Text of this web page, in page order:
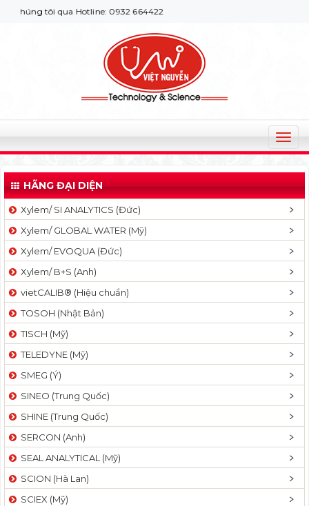
tôi qua Hotline: 0932 664422
T
o
g
l
v
a
t
n
HÃNG ĐẠI DIỆN
Xylem/ SI ANALYTICS (Đức)
Xylem/ GLOBAL WATER (Mỹ)
Xylem/ EVOQUA (Đức)
Xylem/ B+S (Anh)
vietCALIB® (Hiệu chuẩn)
TOSOH (Nhật Bản)
TISCH (Mỹ)
TELEDYNE (Mỹ)
SMEG (Ý)
SINEO (Trung Quốc)
SHINE (Trung Quốc)
SERCON (Anh)
SEAL ANALYTICAL (Mỹ)
SCION (Hà Lan)
SCIEX (Mỹ)